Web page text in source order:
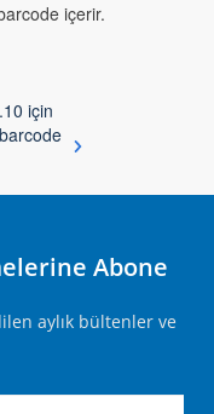
içerir.
için
Abone
aylık bültenler ve